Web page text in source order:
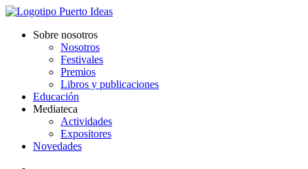
Sobre nosotros
Nosotros
Festivales
Premios
Libros y publicaciones
Educación
Mediateca
Actividades
Expositores
Novedades